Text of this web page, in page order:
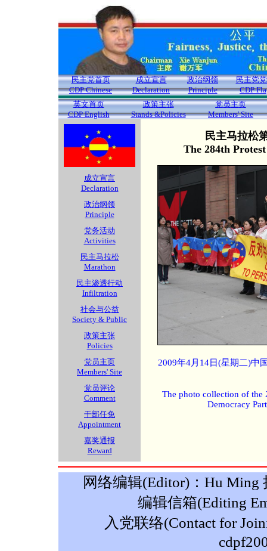
民主党首页
CDP Chinese
成立宣言
Declaration
政治纲领
Principle
民主党
CDP
英文首页
CDP English
政策主张
Stands &Policies
党员主页
Members' Site
成立宣言
Declaration
政治纲领
Principle
党务活动
Activities
民主马拉松
Marathon
民主渗透行动
Infiltration
社会与公益
Society & Public
政策主张
Policies
党员主页
Members' Site
党员评论
Comment
干部任免
Appointment
嘉奖通报
Reward
民主马拉松
The 284th
2009年4月14日(星期二)中
The photo collection of the
Democracy
网络编辑(Editor)：Hu Ming
编辑信箱(Editing
入党联络(Contact for